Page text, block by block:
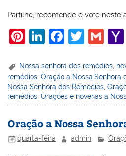
Partilhe, recomende e vote neste
Pi
er
e
st
Li
k
e
dI
F
c
e
b
o
k
T
itt
er
G
ai
l
Nossa senhora dos remédios
remédios ,Oração a Nossa Senhora
Nossa Senhora dos Remédios ,
remédios ,Orações e novenas a
Oração a Nossa
quarta-feira admin